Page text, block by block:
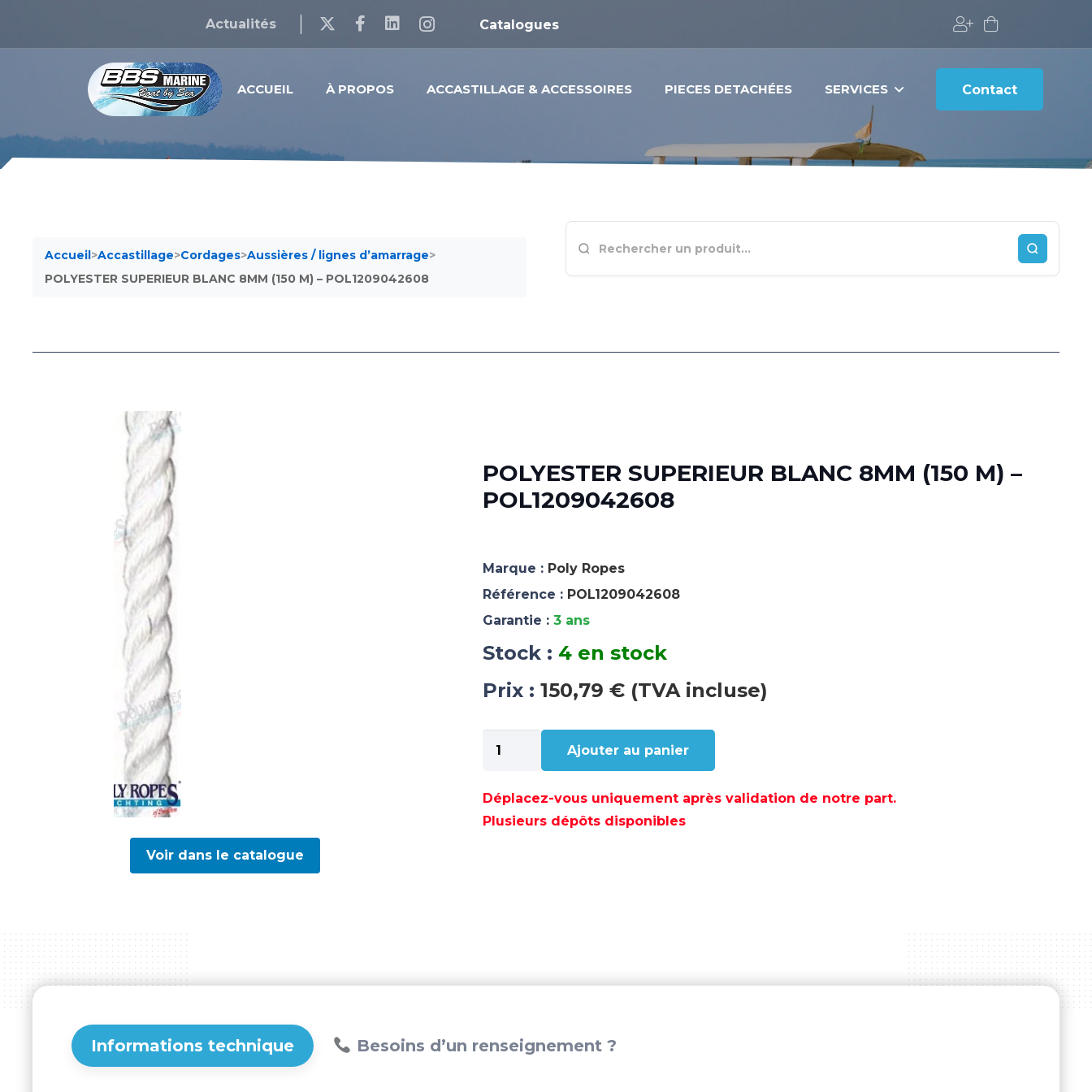
Actualités Catalogues
ACCUEIL À PROPOS ACCASTILLAGE & ACCESSOIRES PIECES DETACHÉES SERVICES Contact
Accueil>Accastillage>Cordages>Aussières / lignes d’amarrage>
POLYESTER SUPERIEUR BLANC 8MM (150 M) – POL1209042608
Voir dans le catalogue
POLYESTER SUPERIEUR BLANC 8MM (150 M) –
POL1209042608
Marque : Poly Ropes
Référence : POL1209042608
Garantie : 3 ans
Stock : 4 en stock
Prix : 150,79 € (TVA incluse)
quantité
de
SUPERIEUR
BLANC
Ajouter au panier
Déplacez-vous uniquement après validation de notre part.
Plusieurs dépôts disponibles
Informations technique Besoins d’un renseignement ?